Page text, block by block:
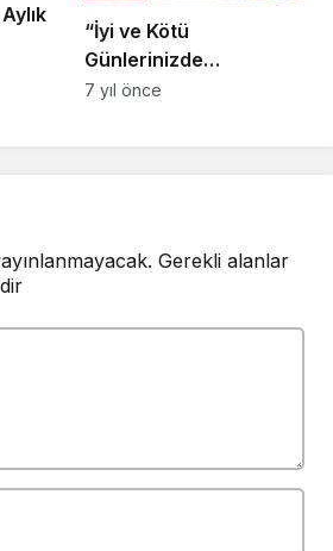
“İyi ve Kötü
Günlerinizde
Yanınızdayız”
7 yıl önce
Gerekli alanlar